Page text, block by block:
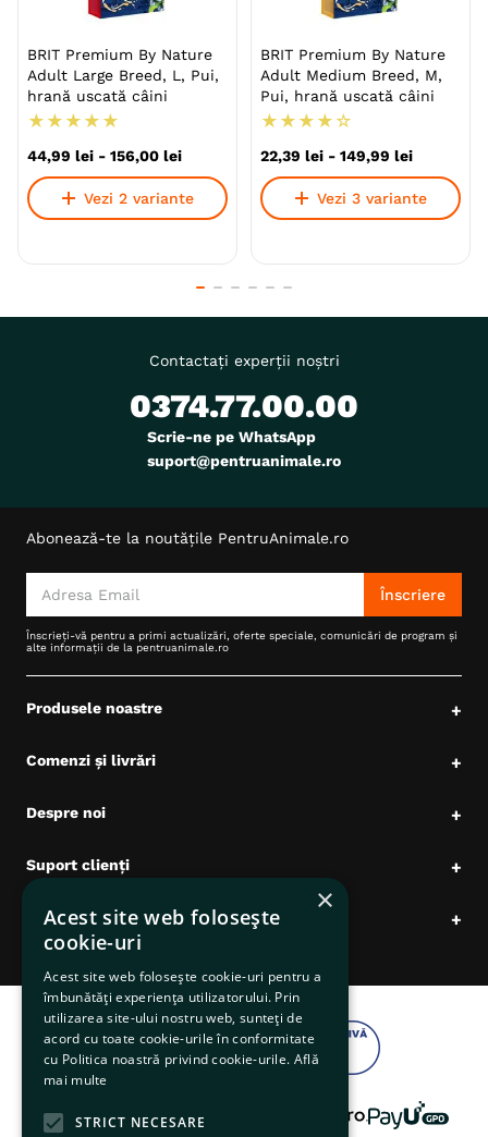
BRIT Premium By Nature
Adult Large Breed, L, Pui,
hrană uscată câini
★ ★ ★ ★ ★
44,99 lei - 156,00 lei
Vezi 2 variante
BRIT Premium By Nature
Adult Medium Breed, M,
Pui, hrană uscată câini
★ ★ ★ ★ ☆
22,39 lei - 149,99 lei
Vezi 3 variante
Contactați experții noștri
0374.77.00.00
Scrie-ne pe WhatsApp
suport@pentruanimale.ro
Abonează-te la noutățile PentruAnimale.ro
Înscriere
Înscrieți-vă pentru a primi actualizări, oferte speciale, comunicări de program și
alte informații de la pentruanimale.ro
Produsele noastre +
Comenzi și livrări +
Despre noi +
Suport clienți +
Date comerciale +
×
Acest site web folosește
cookie-uri
Acest site web folosește cookie-uri pentru a
îmbunătăți experiența utilizatorului. Prin
utilizarea site-ului nostru web, sunteți de
acord cu toate cookie-urile în conformitate
cu Politica noastră privind cookie-urile. Află
mai multe
STRICT NECESARE